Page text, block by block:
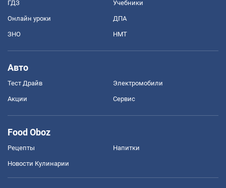
ГДЗ Учебники
Онлайн уроки ДПА
ЗНО НМТ
Авто
Тест Драйв Электромобили
Акции Сервис
Food Oboz
Рецепты Напитки
Новости Кулинарии